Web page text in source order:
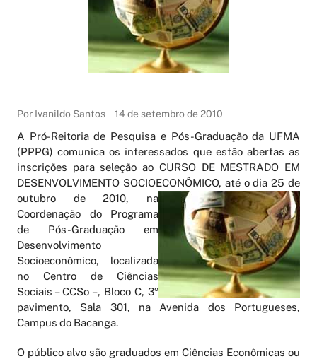
Por Ivanildo Santos 14 de setembro de 2010
A Pró-Reitoria de Pesquisa e Pós-Graduação da UFMA
(PPPG) comunica os interessados que estão abertas as
inscrições para seleção ao CURSO DE MESTRADO EM
DESENVOLVIMENTO SOCIOECONÔMICO, até o dia 25 de
outubro de 2010, na
Coordenação do Programa
de Pós-Graduação em
Desenvolvimento
Socioeconômico, localizada
no Centro de Ciências
Sociais – CCSo –, Bloco C, 3º
pavimento, Sala 301, na Avenida dos Portugueses,
Campus do Bacanga.
O público alvo são graduados em Ciências Econômicas ou